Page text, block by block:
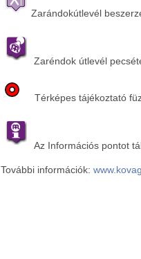
Zarándokútlevél
Zaréndok útlevél
Térképes tájékoztató
Az Információs pontot
További információk: